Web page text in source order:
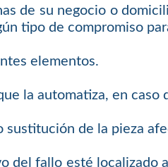
de su negocio o
tipo de compromiso
elementos.
la automatiza, en caso
sustitución de la pieza
del fallo esté